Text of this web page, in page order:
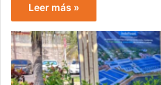
Leer más »